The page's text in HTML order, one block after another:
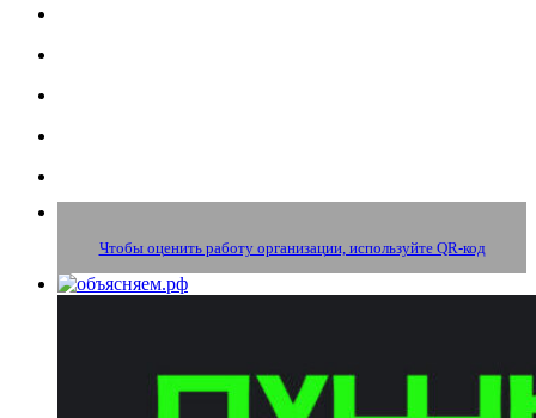
Чтобы оценить работу организации, используйте QR-код